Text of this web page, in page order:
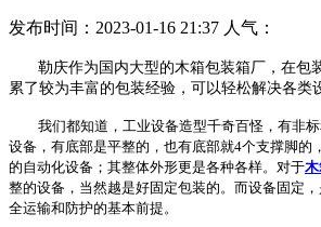
发布时间：2023-01-16 21:37 人气：
勒庆作为国内大型的木箱包装箱厂，在包
累了较为丰富的包装经验，可以轻松解决各类
我们都知道，工业设备造型千奇百怪，有非
设备，有底部是平整的，也有底部就4个支撑脚的
的自动化设备；其整体外形更是各种各样。对于木
整的设备，当然越是好固定包装的。而设备固定
全运输和防护的基本前提。